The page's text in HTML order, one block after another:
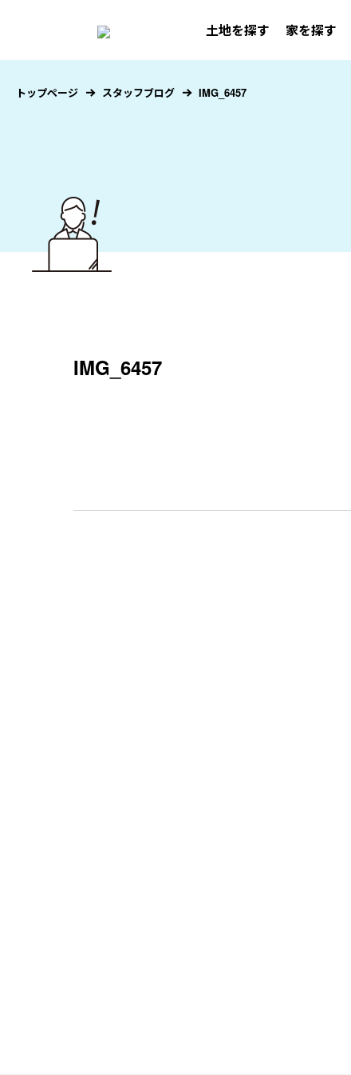
土地を探す 家を探す
トップページ スタッフブログ IMG_6457
IMG_6457